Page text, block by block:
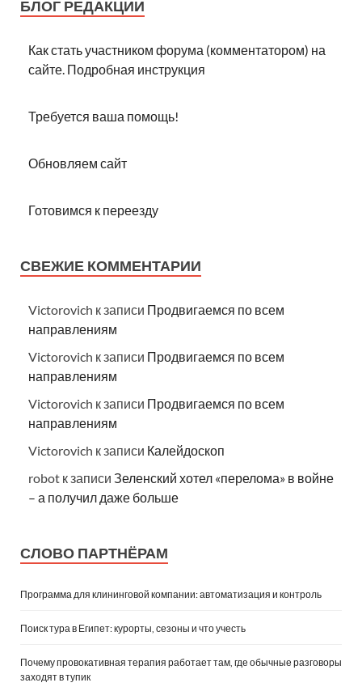
БЛОГ РЕДАКЦИИ
Как стать участником форума (комментатором) на
сайте. Подробная инструкция
Требуется ваша помощь!
Обновляем сайт
Готовимся к переезду
СВЕЖИЕ КОММЕНТАРИИ
Victorovich к записи Продвигаемся по всем
направлениям
Victorovich к записи Продвигаемся по всем
направлениям
Victorovich к записи Продвигаемся по всем
направлениям
Victorovich к записи Калейдоскоп
robot к записи Зеленский хотел «перелома» в войне
– а получил даже больше
СЛОВО ПАРТНЁРАМ
Программа для клининговой компании: автоматизация и контроль
Поиск тура в Египет: курорты, сезоны и что учесть
Почему провокативная терапия работает там, где обычные разговоры
заходят в тупик